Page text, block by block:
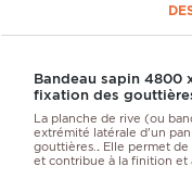
Bandeau sapin 4800
fixation des
La planche de rive (ou
extrémité latérale d'un
gouttières. . Elle permet
et contribue à la finition et